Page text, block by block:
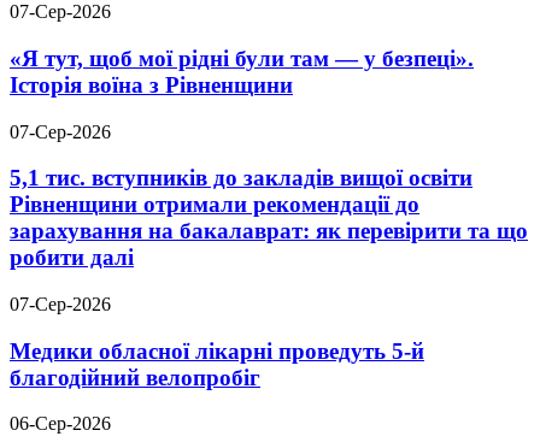
07-Сер-2026
«Я тут, щоб мої рідні були там — у безпеці».
Історія воїна з Рівненщини
07-Сер-2026
5,1 тис. вступників до закладів вищої освіти
Рівненщини отримали рекомендації до
зарахування на бакалаврат: як перевірити та що
робити далі
07-Сер-2026
Медики обласної лікарні проведуть 5-й
благодійний велопробіг
06-Сер-2026